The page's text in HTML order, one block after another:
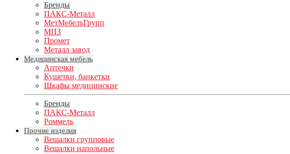
Бренды
ПАКС-Металл
МетМебельГрупп
МПЗ
Промет
Металл завод
Медицинская мебель
Аптечки
Кушетки, банкетки
Шкафы медицинские
Бренды
ПАКС-Металл
Роммель
Прочие изделия
Вешалки групповые
Вешалки напольные